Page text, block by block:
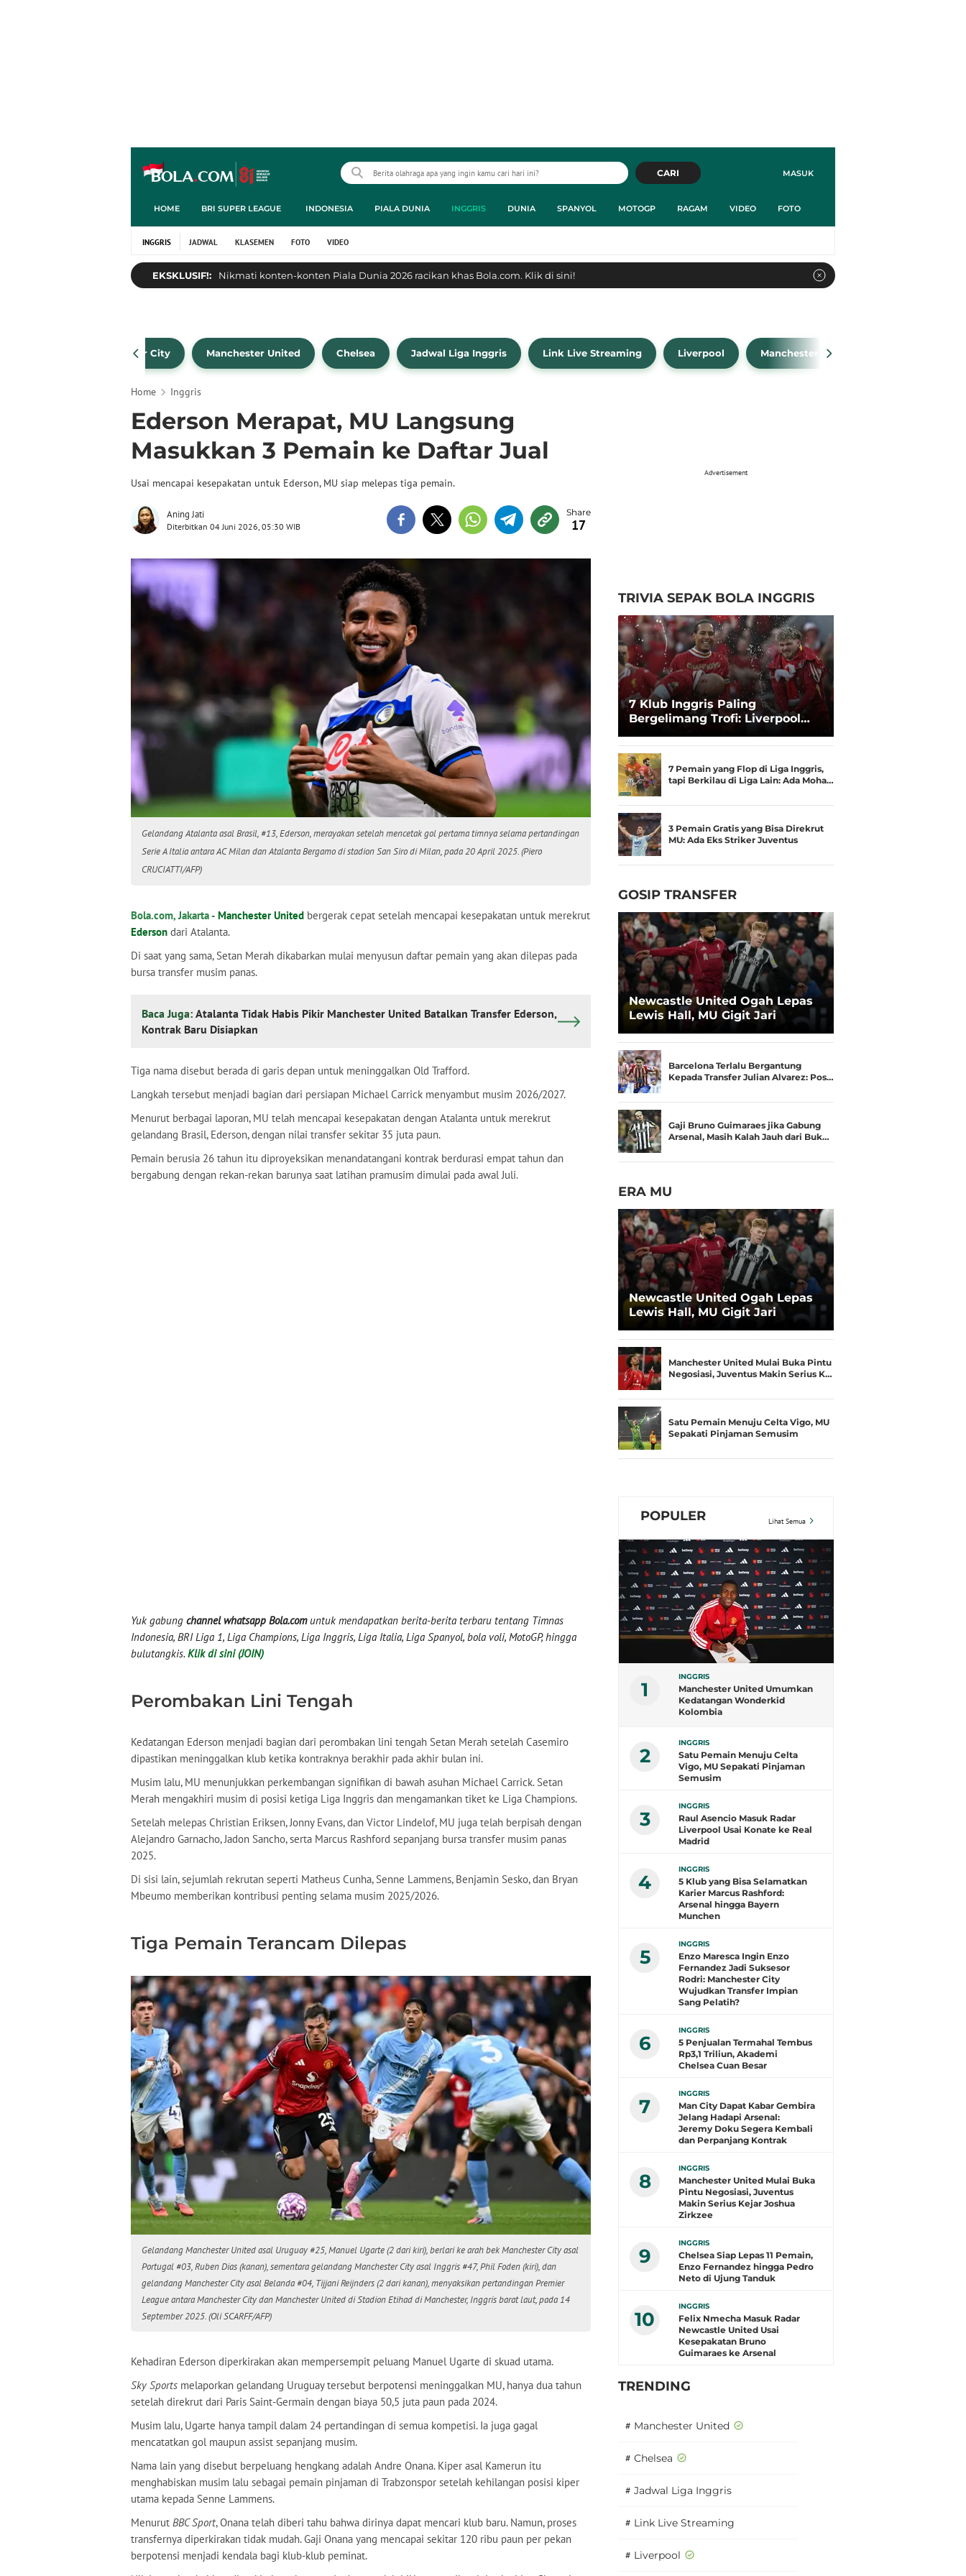
MASUK
CARI
HOME BRI SUPER LEAGUE INDONESIA PIALA DUNIA INGGRIS DUNIA SPANYOL MOTOGP RAGAM VIDEO FOTO
INGGRIS JADWAL KLASEMEN FOTO VIDEO
EKSKLUSIF!: Nikmati konten-konten Piala Dunia 2026 racikan khas Bola.com. Klik di sini!
Manchester City Manchester United Chelsea Jadwal Liga Inggris Link Live Streaming Liverpool Manchester City
Home Inggris
Ederson Merapat, MU Langsung
Masukkan 3 Pemain ke Daftar Jual
Usai mencapai kesepakatan untuk Ederson, MU siap melepas tiga pemain.
Aning Jati
Diterbitkan 04 Juni 2026, 05:30 WIB 17
Gelandang Atalanta asal Brasil, #13, Ederson, merayakan setelah mencetak gol pertama timnya selama pertandingan
Serie A Italia antara AC Milan dan Atalanta Bergamo di stadion San Siro di Milan, pada 20 April 2025. (Piero
CRUCIATTI/AFP)
Bola.com, Jakarta - Manchester United bergerak cepat setelah mencapai kesepakatan untuk merekrut
Ederson dari Atalanta.
Di saat yang sama, Setan Merah dikabarkan mulai menyusun daftar pemain yang akan dilepas pada
bursa transfer musim panas.
Baca Juga: Atalanta Tidak Habis Pikir Manchester United Batalkan Transfer Ederson,
Kontrak Baru Disiapkan
Tiga nama disebut berada di garis depan untuk meninggalkan Old Trafford.
Langkah tersebut menjadi bagian dari persiapan Michael Carrick menyambut musim 2026/2027.
Menurut berbagai laporan, MU telah mencapai kesepakatan dengan Atalanta untuk merekrut
gelandang Brasil, Ederson, dengan nilai transfer sekitar 35 juta paun.
Pemain berusia 26 tahun itu diproyeksikan menandatangani kontrak berdurasi empat tahun dan
bergabung dengan rekan-rekan barunya saat latihan pramusim dimulai pada awal Juli.
Yuk gabung channel whatsapp Bola.comuntuk mendapatkan berita-berita terbaru tentang Timnas
Indonesia, BRI Liga 1, Liga Champions, Liga Inggris, Liga Italia, Liga Spanyol, bola voli, MotoGP, hingga
bulutangkis. Klik di sini (JOIN)
Perombakan Lini Tengah
Kedatangan Ederson menjadi bagian dari perombakan lini tengah Setan Merah setelah Casemiro
dipastikan meninggalkan klub ketika kontraknya berakhir pada akhir bulan ini.
Musim lalu, MU menunjukkan perkembangan signifikan di bawah asuhan Michael Carrick. Setan
Merah mengakhiri musim di posisi ketiga Liga Inggris dan mengamankan tiket ke Liga Champions.
Setelah melepas Christian Eriksen, Jonny Evans, dan Victor Lindelof, MU juga telah berpisah dengan
Alejandro Garnacho, Jadon Sancho, serta Marcus Rashford sepanjang bursa transfer musim panas
2025.
Di sisi lain, sejumlah rekrutan seperti Matheus Cunha, Senne Lammens, Benjamin Sesko, dan Bryan
Mbeumo memberikan kontribusi penting selama musim 2025/2026.
Tiga Pemain Terancam Dilepas
Gelandang Manchester United asal Uruguay #25, Manuel Ugarte (2 dari kiri), berlari ke arah bek Manchester City asal
Portugal #03, Ruben Dias (kanan), sementara gelandang Manchester City asal Inggris #47, Phil Foden (kiri), dan
gelandang Manchester City asal Belanda #04, Tijjani Reijnders (2 dari kanan), menyaksikan pertandingan Premier
League antara Manchester City dan Manchester United di Stadion Etihad di Manchester, Inggris barat laut, pada 14
September 2025. (Oli SCARFF/AFP)
Kehadiran Ederson diperkirakan akan mempersempit peluang Manuel Ugarte di skuad utama.
Sky Sports melaporkan gelandang Uruguay tersebut berpotensi meninggalkan MU, hanya dua tahun
setelah direkrut dari Paris Saint-Germain dengan biaya 50,5 juta paun pada 2024.
Musim lalu, Ugarte hanya tampil dalam 24 pertandingan di semua kompetisi. Ia juga gagal
mencatatkan gol maupun assist sepanjang musim.
Nama lain yang disebut berpeluang hengkang adalah Andre Onana. Kiper asal Kamerun itu
menghabiskan musim lalu sebagai pemain pinjaman di Trabzonspor setelah kehilangan posisi kiper
utama kepada Senne Lammens.
Menurut BBC Sport, Onana telah diberi tahu bahwa dirinya dapat mencari klub baru. Namun, proses
transfernya diperkirakan tidak mudah. Gaji Onana yang mencapai sekitar 120 ribu paun per pekan
berpotensi menjadi kendala bagi klub-klub peminat.
Advertisement
TRIVIA SEPAK BOLA INGGRIS
7 Klub Inggris Paling
Bergelimang Trofi: Liverpool
7 Pemain yang Flop di Liga Inggris,
tapi Berkilau di Liga Lain: Ada Moha…
3 Pemain Gratis yang Bisa Direkrut
MU: Ada Eks Striker Juventus
GOSIP TRANSFER
Newcastle United Ogah Lepas
Lewis Hall, MU Gigit Jari
Barcelona Terlalu Bergantung
Kepada Transfer Julian Alvarez: Pos…
Gaji Bruno Guimaraes jika Gabung
Arsenal, Masih Kalah Jauh dari Buk…
ERA MU
Newcastle United Ogah Lepas
Lewis Hall, MU Gigit Jari
Manchester United Mulai Buka Pintu
Negosiasi, Juventus Makin Serius K…
Satu Pemain Menuju Celta Vigo, MU
Sepakati Pinjaman Semusim
POPULER Lihat Semua
1
INGGRIS
Manchester United Umumkan
Kedatangan Wonderkid
Kolombia
2
INGGRIS
Satu Pemain Menuju Celta
Vigo, MU Sepakati Pinjaman
Semusim
3
INGGRIS
Raul Asencio Masuk Radar
Liverpool Usai Konate ke Real
Madrid
4
INGGRIS
5 Klub yang Bisa Selamatkan
Karier Marcus Rashford:
Arsenal hingga Bayern
Munchen
5
INGGRIS
Enzo Maresca Ingin Enzo
Fernandez Jadi Suksesor
Rodri: Manchester City
Wujudkan Transfer Impian
Sang Pelatih?
6
INGGRIS
5 Penjualan Termahal Tembus
Rp3,1 Triliun, Akademi
Chelsea Cuan Besar
7
INGGRIS
Man City Dapat Kabar Gembira
Jelang Hadapi Arsenal:
Jeremy Doku Segera Kembali
dan Perpanjang Kontrak
8
INGGRIS
Manchester United Mulai Buka
Pintu Negosiasi, Juventus
Makin Serius Kejar Joshua
Zirkzee
9
INGGRIS
Chelsea Siap Lepas 11 Pemain,
Enzo Fernandez hingga Pedro
Neto di Ujung Tanduk
10
INGGRIS
Felix Nmecha Masuk Radar
Newcastle United Usai
Kesepakatan Bruno
Guimaraes ke Arsenal
TRENDING
# Manchester United
# Chelsea
# Jadwal Liga Inggris
# Link Live Streaming
# Liverpool